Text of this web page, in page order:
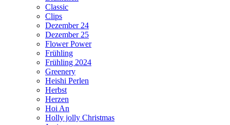
Classic
Clips
Dezember 24
Dezember 25
Flower Power
Frühling
Frühling 2024
Greenery
Heishi Perlen
Herbst
Herzen
Hoi An
Holly jolly Christmas